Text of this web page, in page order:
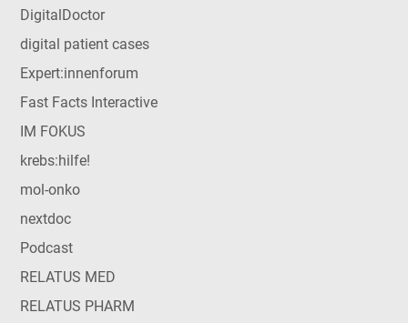
DigitalDoctor
digital patient cases
Expert:innenforum
Fast Facts Interactive
IM FOKUS
krebs:hilfe!
mol-onko
nextdoc
Podcast
RELATUS MED
RELATUS PHARM